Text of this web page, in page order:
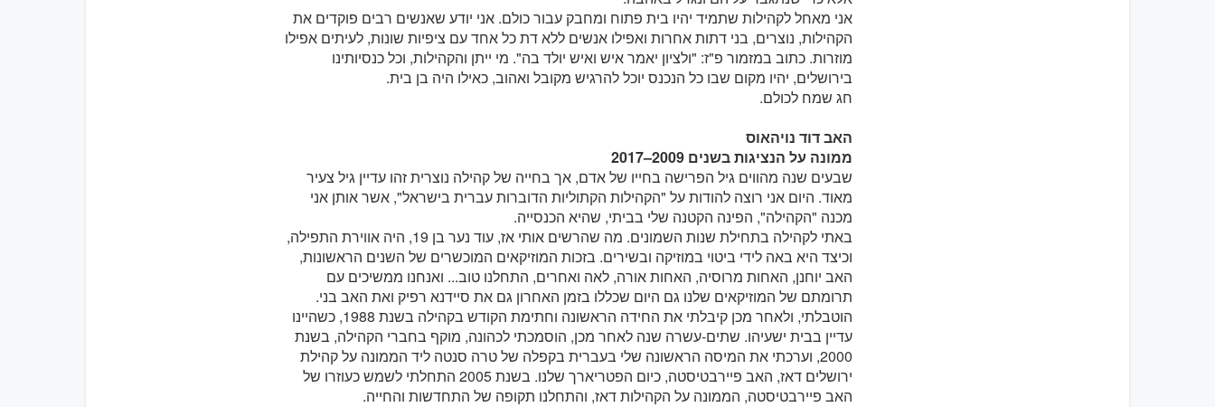
אני מאחל לקהילות שתמיד יהיו בית פתוח ומחבק עבור כולם. אני יודע שאנשים רבים פוקדים את
הקהילות, נוצרים, בני דתות אחרות ואפילו אנשים ללא דת כל אחד עם ציפיות שונות, לעיתים אפילו
מוזרות. כתוב במזמור פ"ז: "ולציון יאמר איש ואיש יולד בה". מי ייתן והקהילות, וכל כנסיותינו
בירושלים, יהיו מקום שבו כל הנכנס יוכל להרגיש מקובל ואהוב, כאילו היה בן בית.
חג שמח לכולם.
האב דוד נויהאוס
ממונה על הנציגות בשנים 2009–2017
שבעים שנה מהווים גיל הפרישה בחייו של אדם, אך בחייה של קהילה נוצרית זהו עדיין גיל צעיר
מאוד. היום אני רוצה להודות על "הקהילות הקתוליות הדוברות עברית בישראל", אשר אותן אני
מכנה "הקהילה", הפינה הקטנה שלי בביתי, שהיא הכנסייה.
באתי לקהילה בתחילת שנות השמונים. מה שהרשים אותי אז, עוד נער בן 19, היה אווירת התפילה,
וכיצד היא באה לידי ביטוי במוזיקה ובשירים. בזכות המוזיקאים המוכשרים של השנים הראשונות,
האב יוחנן, האחות מרוסיה, האחות אורה, לאה ואחרים, התחלנו טוב... ואנחנו ממשיכים עם
תרומתם של המוזיקאים שלנו גם היום שכללו בזמן האחרון גם את סיידנא רפיק ואת האב בני.
הוטבלתי, ולאחר מכן קיבלתי את החידה הראשונה וחתימת הקודש בקהילה בשנת 1988, כשהיינו
עדיין בבית ישעיהו. שתים-עשרה שנה לאחר מכן, הוסמכתי לכהונה, מוקף בחברי הקהילה, בשנת
2000, וערכתי את המיסה הראשונה שלי בעברית בקפלה של טרה סנטה ליד הממונה על קהילת
ירושלים דאז, האב פיירבטיסטה, כיום הפטריארך שלנו. בשנת 2005 התחלתי לשמש כעוזרו של
האב פיירבטיסטה, הממונה על הקהילות דאז, והתחלנו תקופה של התחדשות והחייה.